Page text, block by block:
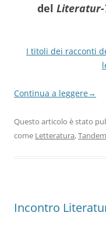
del Literatur-
I titoli dei racconti
Continua a leggere→
Questo articolo è stato
come Letteratura,
Incontro